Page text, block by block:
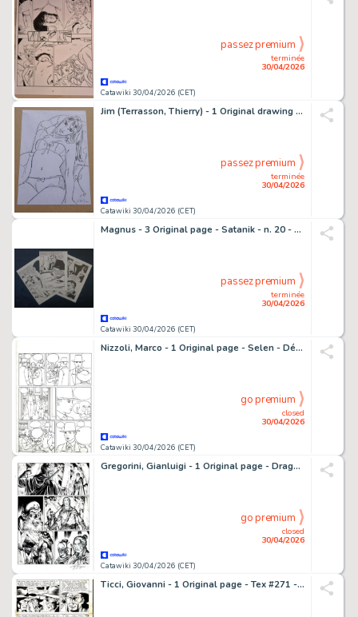
Catawiki 30/04/2026 (CET)
terminée
30/04/2026
passez premium
Jim (Terrasson, Thierry) - 1 Original drawing - Une nuit à Rome - Marie - 2014
Catawiki 30/04/2026 (CET)
terminée
30/04/2026
passez premium
Magnus - 3 Original page - Satanik - n. 20 - 1965
Catawiki 30/04/2026 (CET)
terminée
30/04/2026
passez premium
Nizzoli, Marco - 1 Original page - Selen - Démons et délices - 1999
Catawiki 30/04/2026 (CET)
closed
30/04/2026
go premium
Gregorini, Gianluigi - 1 Original page - Dragonero #10 - "Le fosse dei Fargh" - 2014
Catawiki 30/04/2026 (CET)
closed
30/04/2026
go premium
Ticci, Giovanni - 1 Original page - Tex #271 - "Bandoleros!" - 1983